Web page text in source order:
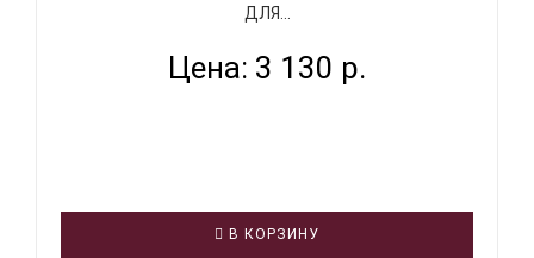
ДЛЯ...
Цена: 3 130 р.
В КОРЗИНУ